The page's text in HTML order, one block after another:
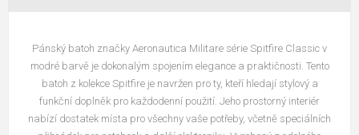
Pánský batoh značky Aeronautica Militare série Spitfire Classic v
modré barvě je dokonalým spojením elegance a praktičnosti. Tento
batoh z kolekce Spitfire je navržen pro ty, kteří hledají stylový a
funkční doplněk pro každodenní použití. Jeho prostorný interiér
nabízí dostatek místa pro všechny vaše potřeby, včetně speciálních